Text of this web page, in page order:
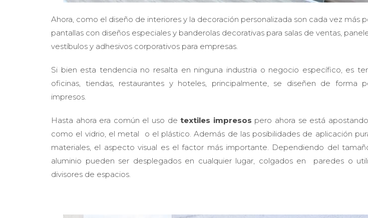
Ahora, como el diseño de interiores y la decoración personalizada son cada vez más
pantallas con diseños especiales y banderolas decorativas para salas de ventas,
vestíbulos y adhesivos corporativos para empresas.
Si bien esta tendencia no resalta en ninguna industria o negocio específico, es
oficinas, tiendas, restaurantes y hoteles, principalmente, se diseñen de forma
impresos.
Hasta ahora era común el uso detextiles impresos pero ahora se está
como el vidrio, el metal o el plástico. Además de las posibilidades de aplicación
materiales, el aspecto visual es el factor más importante. Dependiendo del
aluminio pueden ser desplegados en cualquier lugar, colgados en paredes o
divisores de espacios.